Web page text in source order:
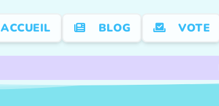
ACCUEIL BLOG VOTE